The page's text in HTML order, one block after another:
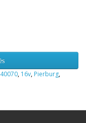
, 16v, Pierburg,